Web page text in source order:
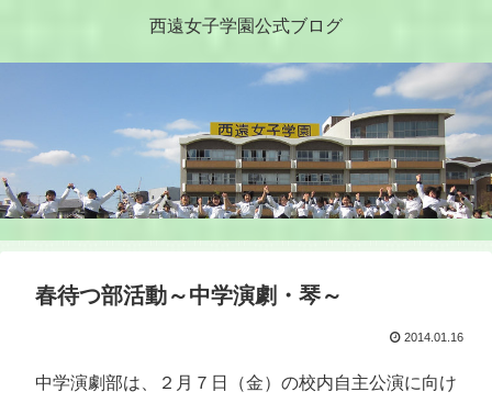
西遠女子学園公式ブログ
春待つ部活動～中学演劇・琴～
2014.01.16
中学演劇部は、２月７日（金）の校内自主公演に向け